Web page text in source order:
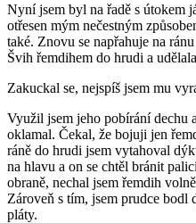
Nyní jsem byl na řadě s útokem
otřesen mým nečestným
také. Znovu se napřahuje na
Švih řemdihem do hrudi a
Zakuckal se, nejspíš jsem mu
Využil jsem jeho pobírání dechu
oklamal. Čekal, že bojuji jen
ráně do hrudi jsem vytahoval
na hlavu a on se chtěl bránit
obraně, nechal jsem řemdih
Zároveň s tím, jsem prudce bodl
pláty.